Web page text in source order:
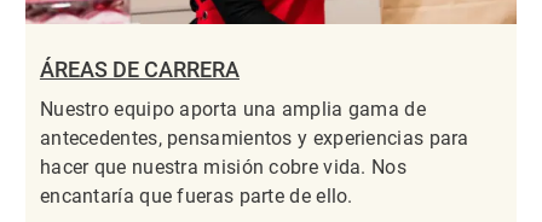
ÁREAS DE CARRERA
Nuestro equipo aporta una amplia gama de
antecedentes, pensamientos y experiencias para
hacer que nuestra misión cobre vida. Nos
encantaría que fueras parte de ello.